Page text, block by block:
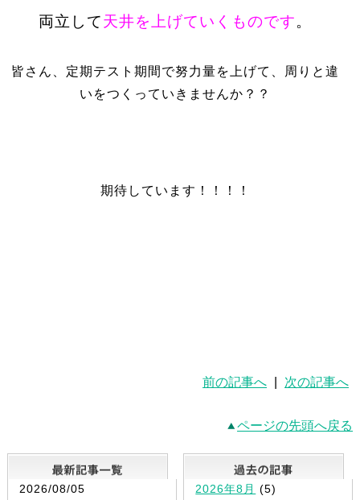
両立して天井を上げていくものです。
皆さん、定期テスト期間で努力量を上げて、周りと違
いをつくっていきませんか？？
期待しています！！！！
前の記事へ 次の記事へ
ページの先頭へ戻る
最新記事一覧
2026/08/05
2026年8月 (5)